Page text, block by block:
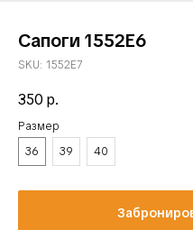
Сапоги 1552E6
SKU: 1552E7
350 р.
Размер
36
39 40